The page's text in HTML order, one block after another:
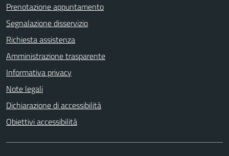
Prenotazione appuntamento
Segnalazione disservizio
Richiesta assistenza
Amministrazione trasparente
Informativa privacy
Note legali
Dichiarazione di accessibilità
Obiettivi accessibilità